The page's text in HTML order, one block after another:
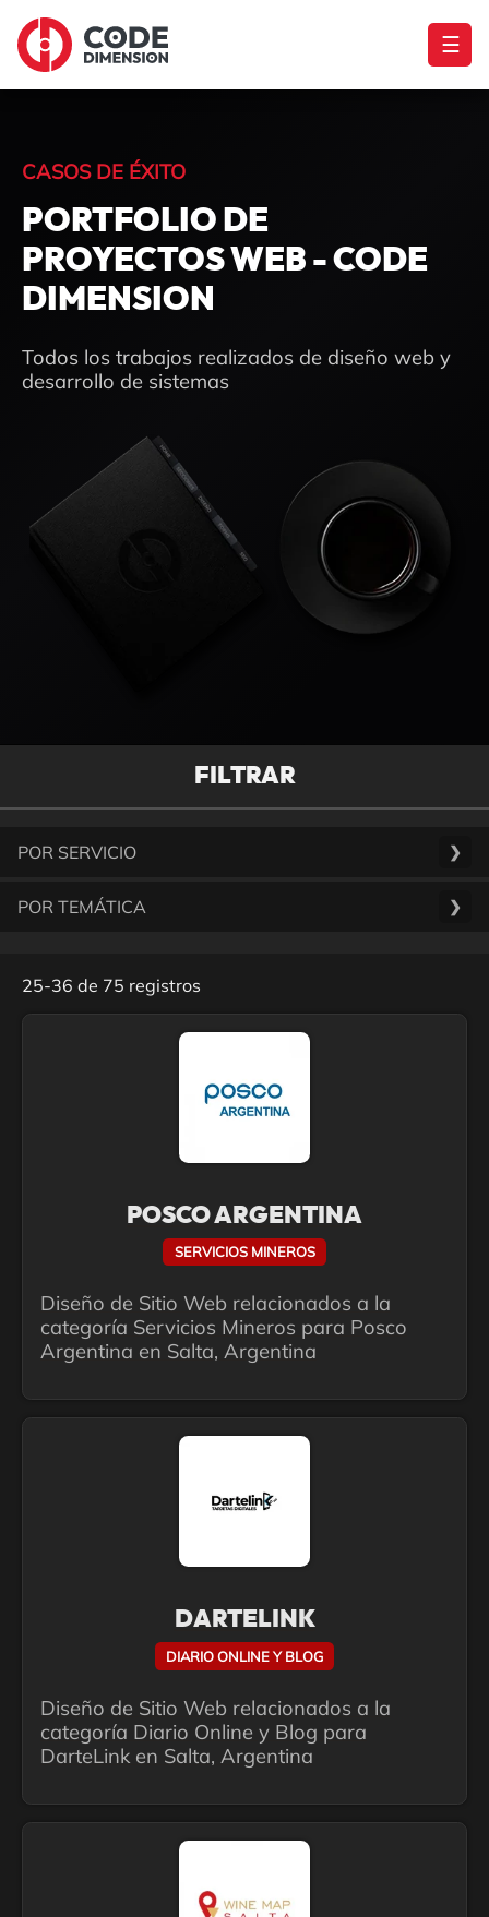
☰
CASOS DE ÉXITO
PORTFOLIO DE
PROYECTOS WEB - CODE
DIMENSION
Todos los trabajos realizados de diseño web y
desarrollo de sistemas
FILTRAR
POR SERVICIO ❯
POR TEMÁTICA ❯
25-36 de 75 registros
POSCO ARGENTINA
SERVICIOS MINEROS
Diseño de Sitio Web relacionados a la
categoría Servicios Mineros para Posco
Argentina en Salta, Argentina
DARTELINK
DIARIO ONLINE Y BLOG
Diseño de Sitio Web relacionados a la
categoría Diario Online y Blog para
DarteLink en Salta, Argentina